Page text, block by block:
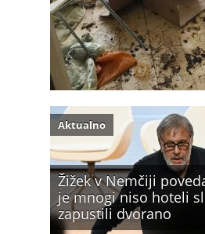
Žižek v Nemčiji
je mnogi niso hoteli
zapustili dvorano
Aktualno